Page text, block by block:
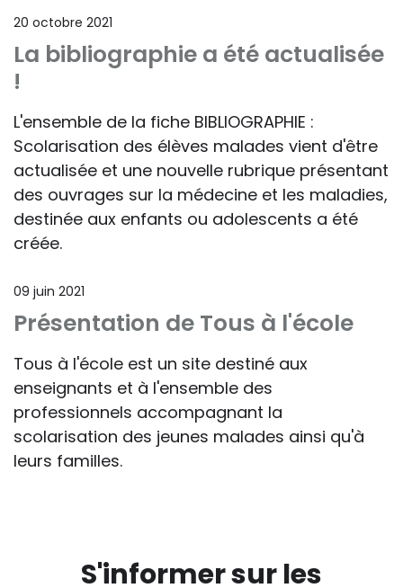
20 octobre 2021
La bibliographie a été actualisée
!
L'ensemble de la fiche BIBLIOGRAPHIE :
Scolarisation des élèves malades vient d'être
actualisée et une nouvelle rubrique présentant
des ouvrages sur la médecine et les maladies,
destinée aux enfants ou adolescents a été
créée.
09 juin 2021
Présentation de Tous à l'école
Tous à l'école est un site destiné aux
enseignants et à l'ensemble des
professionnels accompagnant la
scolarisation des jeunes malades ainsi qu'à
leurs familles.
S'informer sur les